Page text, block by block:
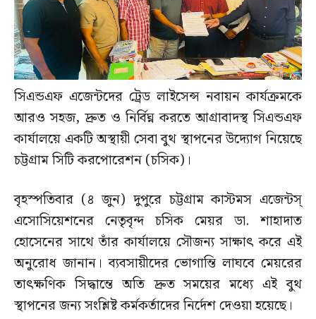
সিএন্ডএফ এজেন্টদের ট্রেড লাইসেন্স নবায়ন কার্যক্রমকে
আরও সহজ, দ্রুত ও নির্বিঘ্ন করতে আগ্রাবাদস্থ সিএন্ডএফ
কার্যালয়ে একটি অস্থায়ী সেবা বুথ স্থাপনের উদ্যোগ নিয়েছে
চট্টগ্রাম সিটি করপোরেশন (চসিক)।
বৃহস্পতিবার (৪ জুন) দুপুরে চট্টগ্রাম কাস্টমস এজেন্টস্
এসোসিয়েশনের নেতৃবৃন্দ চসিক মেয়র ডা. শাহাদাত
হোসেনের সাথে তাঁর কার্যালয়ে সৌজন্য সাক্ষাৎ করে এই
অনুরোধ জানান। ব্যবসায়ীদের ভোগান্তি লাঘবে মেয়রের
তাৎক্ষণিক সিদ্ধান্তে অতি দ্রুত সময়ের মধ্যে এই বুথ
স্থাপনের জন্য সংশ্লিষ্ট কর্মকর্তাদের নির্দেশ দেওয়া হয়েছে।